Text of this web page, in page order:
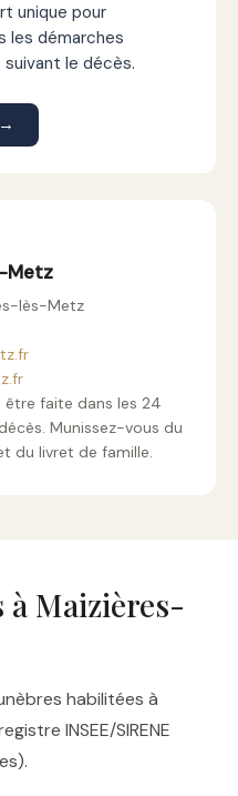
unique pour
les démarches
le décès.
Metz
lès-Metz
faite dans les 24
Munissez-vous du
du livret de famille.
à Maizières-
habilitées à
INSEE/SIRENE